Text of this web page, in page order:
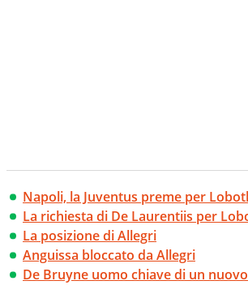
Napoli, la Juventus preme per
La richiesta di De Laurentiis per
La posizione di Allegri
Anguissa bloccato da Allegri
De Bruyne uomo chiave di un